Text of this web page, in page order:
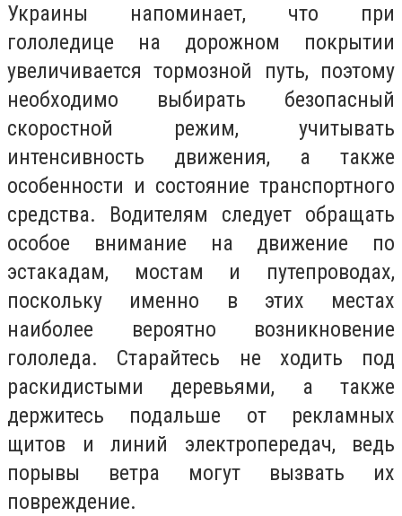
Украины напоминает, что при
гололедице на дорожном покрытии
увеличивается тормозной путь, поэтому
необходимо выбирать безопасный
скоростной режим, учитывать
интенсивность движения, а также
особенности и состояние транспортного
средства. Водителям следует обращать
особое внимание на движение по
эстакадам, мостам и путепроводах,
поскольку именно в этих местах
наиболее вероятно возникновение
гололеда. Старайтесь не ходить под
раскидистыми деревьями, а также
держитесь подальше от рекламных
щитов и линий электропередач, ведь
порывы ветра могут вызвать их
повреждение.